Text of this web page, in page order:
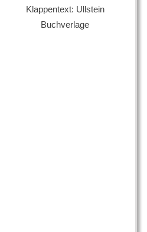
Klappentext: Ullstein
Buchverlage